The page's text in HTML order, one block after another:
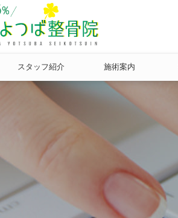
スタッフ紹介 施術案内